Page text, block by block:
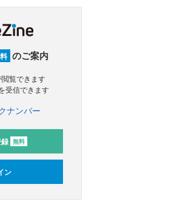
のご案内
閲覧できます
受信できます
ナンバー
無料
ン